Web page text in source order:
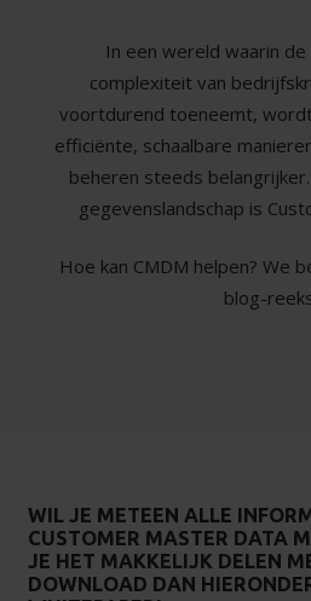
In een wereld waarin
complexiteit van
voortdurend toeneemt,
efficiënte, schaalbare
beheren steeds
gegevenslandschap is
Hoe kan CMDM helpen? We
blog-
WIL JE METEEN ALLE
CUSTOMER MASTER DATA
JE HET MAKKELIJK DELEN
DOWNLOAD DAN